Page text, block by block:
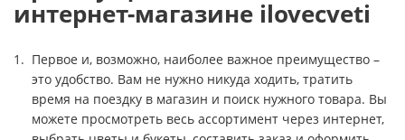
интернет-магазине ilovecveti
Первое и, возможно, наиболее важное преимущество –
это удобство. Вам не нужно никуда ходить, тратить
время на поездку в магазин и поиск нужного товара. Вы
можете просмотреть весь ассортимент через интернет,